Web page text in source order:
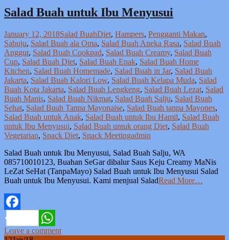
Salad Buah untuk Ibu Menyusui
January 12, 2018Salad BuahDiet, Hampers, Pengganti Makan,
Sabuju, Salad Buah ala Oma, Salad Buah Aneka Rasa, Salad Buah
Anggur, Salad Buah Cookpad, Salad Buah Creamy, Salad Buah
Cup, Salad Buah Diet, Salad Buah Enak, Salad Buah Home
Kitchen, Salad Buah Homemade, Salad Buah in Jar, Salad Buah
Jakarta, Salad Buah Kalori Low, Salad Buah Kelapa Muda, Salad
Buah Kota Jakarta, Salad Buah Lengkeng, Salad Buah Lezat, Salad
Buah Manis, Salad Buah Nikmat, Salad Buah Salju, Salad Buah
Sehat, Salad Buah Tanpa Mayonaise, Salad Buah tanpa Mayones,
Salad Buah untuk Anak, Salad Buah untuk Ibu Hamil, Salad Buah
untuk Ibu Menyusui, Salad Buah untuk orang Diet, Salad Buah
Vegetarian, Snack Diet, Snack Meetingadmin
Salad Buah untuk Ibu Menyusui, Salad Buah Salju, WA
085710010123, Buahan SeGar dibalur Saus Keju Creamy MaNis
LeZat SeHat (TanpaMayo) Salad Buah untuk Ibu Menyusui Salad
Buah untuk Ibu Menyusui. Kami menjual SaladRead More…
Facebook
WhatsApp
Leave a comment